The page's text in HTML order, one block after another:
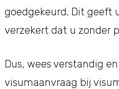
goedgekeurd. Dit geeft
verzekert dat u zonder
Dus, wees verstandig
visumaanvraag bij